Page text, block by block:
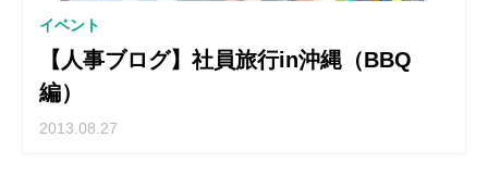
イベント
【人事ブログ】社員旅行in沖縄（BBQ
編）
2013.08.27